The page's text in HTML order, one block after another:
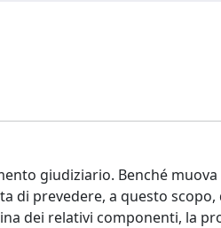
giudiziario. Benché muova
di prevedere, a questo scopo,
dei relativi componenti, la